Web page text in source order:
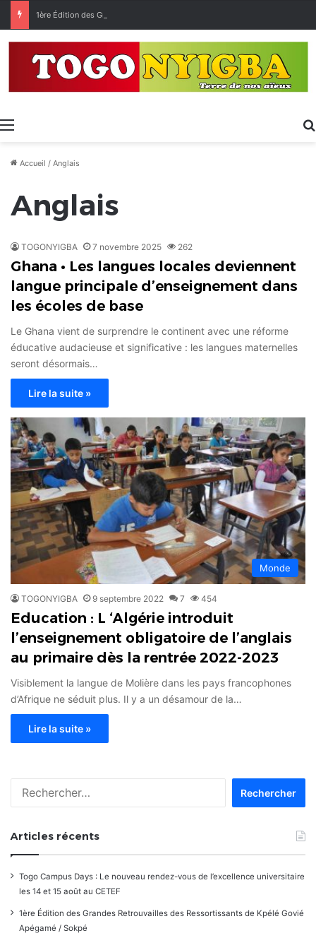
Menu
Accueil / Anglais
Anglais
TOGONYIGBA 7 novembre 2025 262
Ghana • Les langues locales deviennent
langue principale d’enseignement dans
les écoles de base
Le Ghana vient de surprendre le continent avec une réforme
éducative audacieuse et significative : les langues maternelles
seront désormais…
Lire la suite »
Monde
TOGONYIGBA 9 septembre 2022 7 454
Education : L ‘Algérie introduit
l’enseignement obligatoire de l’anglais
au primaire dès la rentrée 2022-2023
Visiblement la langue de Molière dans les pays francophones
d’Afrique ne séduit plus. Il y a un désamour de la…
Lire la suite »
Articles récents
Togo Campus Days : Le nouveau rendez-vous de l’excellence universitaire
les 14 et 15 août au CETEF
1ère Édition des Grandes Retrouvailles des Ressortissants de Kpélé Govié
Apégamé / Sokpé